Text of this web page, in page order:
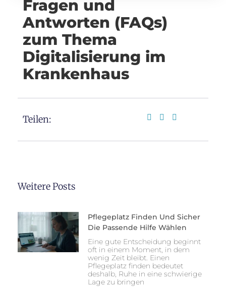
Fragen und
Antworten (FAQs)
zum Thema
Digitalisierung im
Krankenhaus
Teilen:
Weitere Posts
Pflegeplatz Finden Und Sicher
Die Passende Hilfe Wählen
Eine gute Entscheidung beginnt
oft in einem Moment, in dem
wenig Zeit bleibt. Einen
Pflegeplatz finden bedeutet
deshalb, Ruhe in eine schwierige
Lage zu bringen